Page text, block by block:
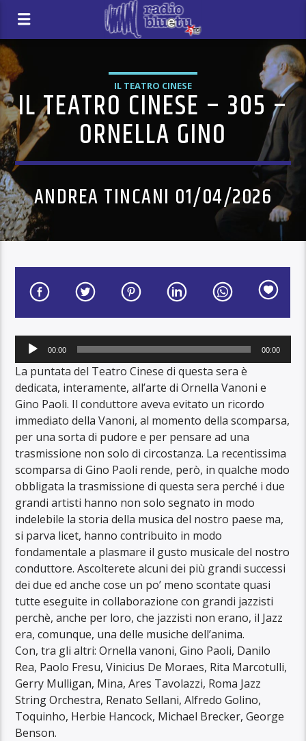
IL TEATRO CINESE
IL TEATRO CINESE – 305 –
ORNELLA GINO
ANDREA TINCANI 01/04/2026
Audio
Player
00:00 00:00
La puntata del Teatro Cinese di questa sera è
dedicata, interamente, all’arte di Ornella Vanoni e
Gino Paoli. Il conduttore aveva evitato un ricordo
immediato della Vanoni, al momento della scomparsa,
per una sorta di pudore e per pensare ad una
trasmissione non solo di circostanza. La recentissima
scomparsa di Gino Paoli rende, però, in qualche modo
obbligata la trasmissione di questa sera perché i due
grandi artisti hanno non solo segnato in modo
indelebile la storia della musica del nostro paese ma,
si parva licet, hanno contribuito in modo
fondamentale a plasmare il gusto musicale del nostro
conduttore. Ascolterete alcuni dei più grandi successi
dei due ed anche cose un po’ meno scontate quasi
tutte eseguite in collaborazione con grandi jazzisti
perchè, anche per loro, che jazzisti non erano, il Jazz
era, comunque, una delle musiche dell’anima.
Con, tra gli altri: Ornella vanoni, Gino Paoli, Danilo
Rea, Paolo Fresu, Vinicius De Moraes, Rita Marcotulli,
Gerry Mulligan, Mina, Ares Tavolazzi, Roma Jazz
String Orchestra, Renato Sellani, Alfredo Golino,
Toquinho, Herbie Hancock, Michael Brecker, George
Benson.